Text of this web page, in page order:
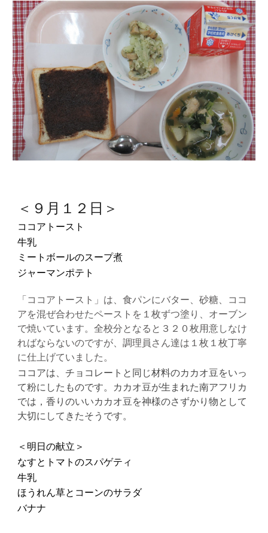
＜９月１２日＞
ココアトースト
牛乳
ミートボールのスープ煮
ジャーマンポテト
「ココアトースト」は、食パンにバター、砂糖、ココ
アを混ぜ合わせたペーストを１枚ずつ塗り、オーブン
で焼いています。全校分となると３２０枚用意しなけ
ればならないのですが、調理員さん達は１枚１枚丁寧
に仕上げていました。
ココアは、チョコレートと同じ材料のカカオ豆をいっ
て粉にしたものです。カカオ豆が生まれた南アフリカ
では，香りのいいカカオ豆を神様のさずかり物として
大切にしてきたそうです。
＜明日の献立＞
なすとトマトのスパゲティ
牛乳
ほうれん草とコーンのサラダ
バナナ